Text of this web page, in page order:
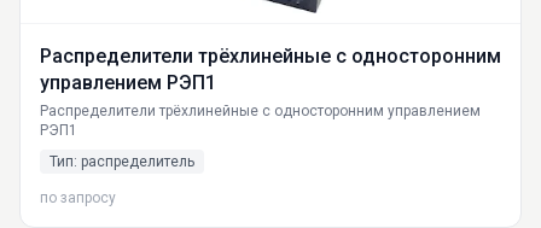
Распределители трёхлинейные с односторонним
управлением РЭП1
Распределители трёхлинейные с односторонним управлением
РЭП1
Тип: распределитель
по запросу